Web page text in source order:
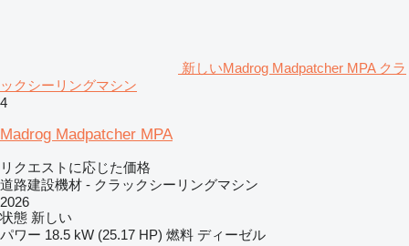
新しいMadrog Madpatcher MPA クラ
ックシーリングマシン
4
Madrog Madpatcher MPA
リクエストに応じた価格
道路建設機材 - クラックシーリングマシン
2026
状態 新しい
パワー 18.5 kW (25.17 HP) 燃料 ディーゼル